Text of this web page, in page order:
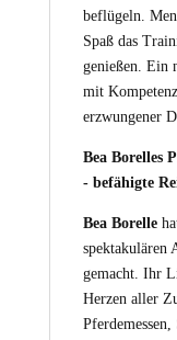
beflügeln.
Spaß das
genießen. Ein
mit
erzwungener
Bea Borelles
- befähigte
Bea Borelle
spektakulären
gemacht. Ihr
Herzen aller